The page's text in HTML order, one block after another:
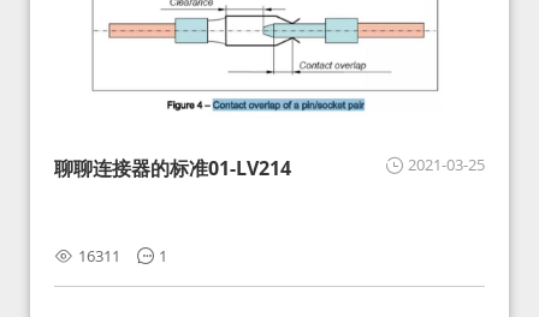
2021-03-25
聊聊连接器的标准01-LV214
16311 1